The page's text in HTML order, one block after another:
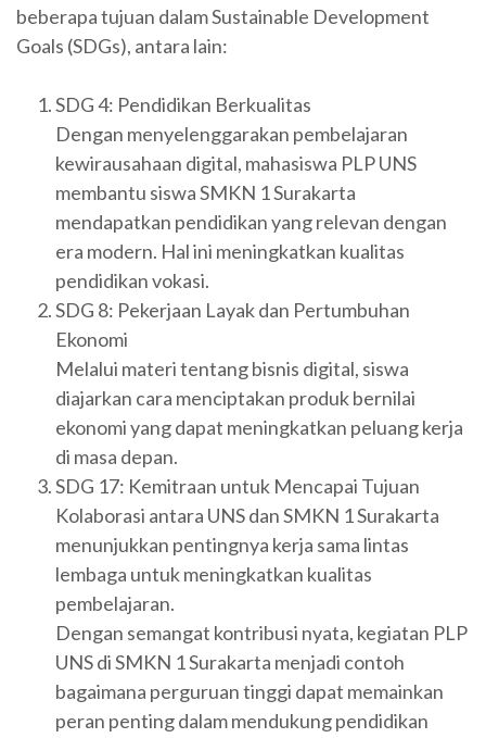
beberapa tujuan dalam Sustainable Development
Goals (SDGs), antara lain:
SDG 4: Pendidikan Berkualitas
Dengan menyelenggarakan pembelajaran
kewirausahaan digital, mahasiswa PLP UNS
membantu siswa SMKN 1 Surakarta
mendapatkan pendidikan yang relevan dengan
era modern. Hal ini meningkatkan kualitas
pendidikan vokasi.
SDG 8: Pekerjaan Layak dan Pertumbuhan
Ekonomi
Melalui materi tentang bisnis digital, siswa
diajarkan cara menciptakan produk bernilai
ekonomi yang dapat meningkatkan peluang kerja
di masa depan.
SDG 17: Kemitraan untuk Mencapai Tujuan
Kolaborasi antara UNS dan SMKN 1 Surakarta
menunjukkan pentingnya kerja sama lintas
lembaga untuk meningkatkan kualitas
pembelajaran.
Dengan semangat kontribusi nyata, kegiatan PLP
UNS di SMKN 1 Surakarta menjadi contoh
bagaimana perguruan tinggi dapat memainkan
peran penting dalam mendukung pendidikan